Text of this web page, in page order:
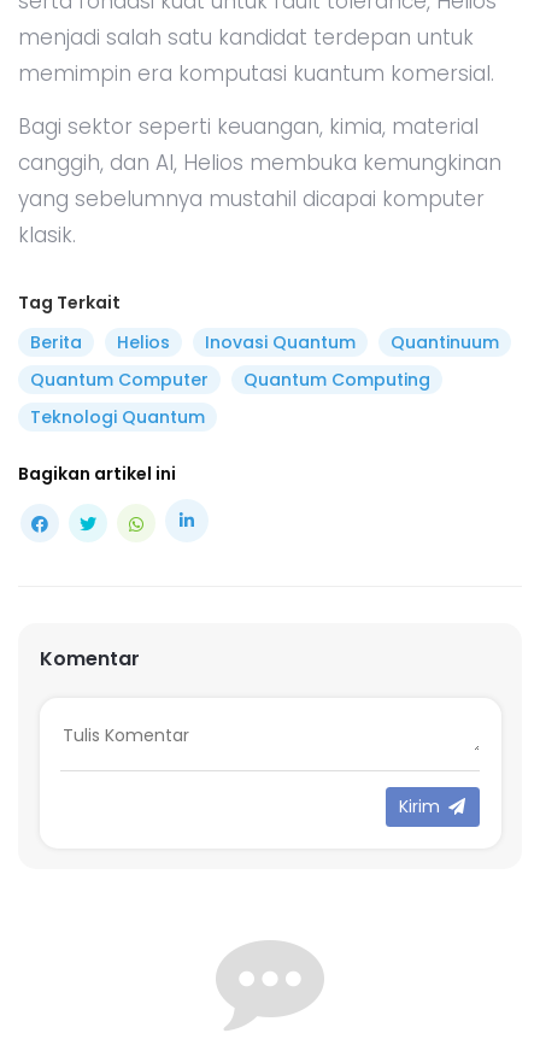
menjadi salah satu kandidat terdepan untuk
memimpin era komputasi kuantum komersial.
Bagi sektor seperti keuangan, kimia, material
canggih, dan AI, Helios membuka kemungkinan
yang sebelumnya mustahil dicapai komputer
klasik.
Tag Terkait
Berita
Helios Inovasi Quantum
Quantinuum
Quantum Computer
Quantum Computing
Teknologi Quantum
Bagikan artikel ini
Komentar
Kirim